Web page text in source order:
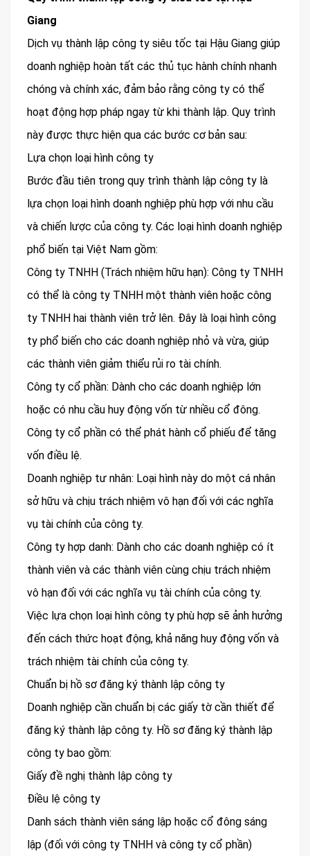
Giang
Dịch vụ thành lập công ty siêu tốc tại Hậu Giang giúp
doanh nghiệp hoàn tất các thủ tục hành chính nhanh
chóng và chính xác, đảm bảo rằng công ty có thể
hoạt động hợp pháp ngay từ khi thành lập. Quy trình
này được thực hiện qua các bước cơ bản sau:
Lựa chọn loại hình công ty
Bước đầu tiên trong quy trình thành lập công ty là
lựa chọn loại hình doanh nghiệp phù hợp với nhu cầu
và chiến lược của công ty. Các loại hình doanh nghiệp
phổ biến tại Việt Nam gồm:
Công ty TNHH (Trách nhiệm hữu hạn): Công ty TNHH
có thể là công ty TNHH một thành viên hoặc công
ty TNHH hai thành viên trở lên. Đây là loại hình công
ty phổ biến cho các doanh nghiệp nhỏ và vừa, giúp
các thành viên giảm thiểu rủi ro tài chính.
Công ty cổ phần: Dành cho các doanh nghiệp lớn
hoặc có nhu cầu huy động vốn từ nhiều cổ đông.
Công ty cổ phần có thể phát hành cổ phiếu để tăng
vốn điều lệ.
Doanh nghiệp tư nhân: Loại hình này do một cá nhân
sở hữu và chịu trách nhiệm vô hạn đối với các nghĩa
vụ tài chính của công ty.
Công ty hợp danh: Dành cho các doanh nghiệp có ít
thành viên và các thành viên cùng chịu trách nhiệm
vô hạn đối với các nghĩa vụ tài chính của công ty.
Việc lựa chọn loại hình công ty phù hợp sẽ ảnh hưởng
đến cách thức hoạt động, khả năng huy động vốn và
trách nhiệm tài chính của công ty.
Chuẩn bị hồ sơ đăng ký thành lập công ty
Doanh nghiệp cần chuẩn bị các giấy tờ cần thiết để
đăng ký thành lập công ty. Hồ sơ đăng ký thành lập
công ty bao gồm:
Giấy đề nghị thành lập công ty
Điều lệ công ty
Danh sách thành viên sáng lập hoặc cổ đông sáng
lập (đối với công ty TNHH và công ty cổ phần)